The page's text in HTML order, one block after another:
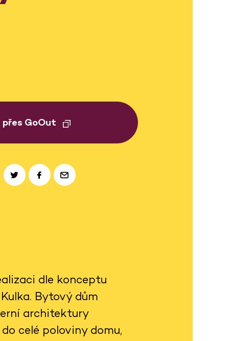
GoOut
dle konceptu
Bytový dům
architektury
celé poloviny domu,